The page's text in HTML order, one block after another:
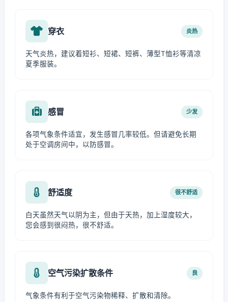
穿衣 炎热
天气炎热，建议着短衫、短裙、短裤、薄型T恤衫等清凉
夏季服装。
感冒 少发
各项气象条件适宜，发生感冒几率较低。但请避免长期
处于空调房间中，以防感冒。
舒适度 很不舒适
白天虽然天气以阴为主，但由于天热，加上湿度较大，
您会感到很闷热，很不舒适。
空气污染扩散条件 良
气象条件有利于空气污染物稀释、扩散和清除。